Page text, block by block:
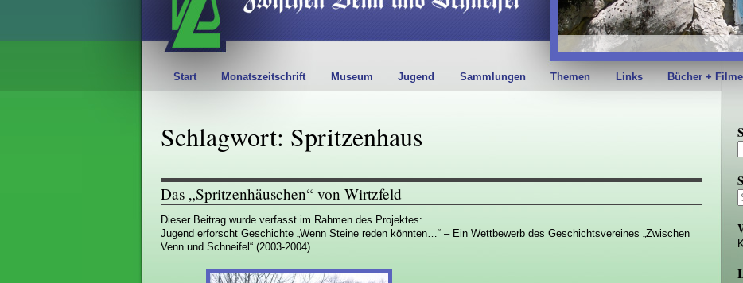
Start Monatszeitschrift Museum Jugend Sammlungen Themen Links Bücher + Filme
Schlagwort: Spritzenhaus
Das „Spritzenhäuschen“ von Wirtzfeld
Dieser Beitrag wurde verfasst im Rahmen des Projektes:
Jugend erforscht Geschichte „Wenn Steine reden könnten…“ – Ein Wettbewerb des Geschichtsvereines „Zwischen
Venn und Schneifel“ (2003-2004)